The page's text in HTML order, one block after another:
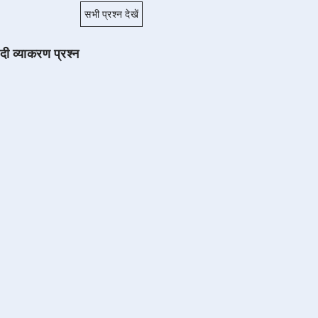
सभी प्रश्न देखें
व्याकरण प्रश्न